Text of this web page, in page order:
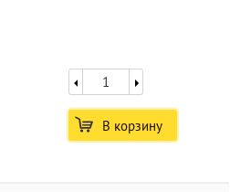
В корзину